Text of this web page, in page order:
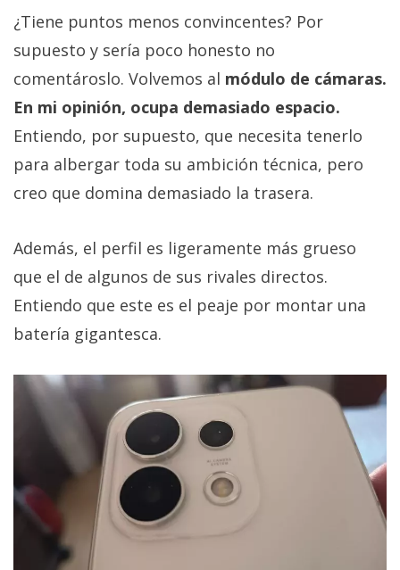
¿Tiene puntos menos convincentes? Por
supuesto y sería poco honesto no
comentároslo. Volvemos al módulo de cámaras.
En mi opinión, ocupa demasiado espacio.
Entiendo, por supuesto, que necesita tenerlo
para albergar toda su ambición técnica, pero
creo que domina demasiado la trasera.
Además, el perfil es ligeramente más grueso
que el de algunos de sus rivales directos.
Entiendo que este es el peaje por montar una
batería gigantesca.